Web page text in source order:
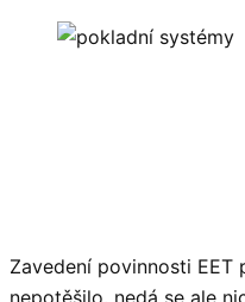
Zavedení povinnosti
nepotěšilo, nedá se ale